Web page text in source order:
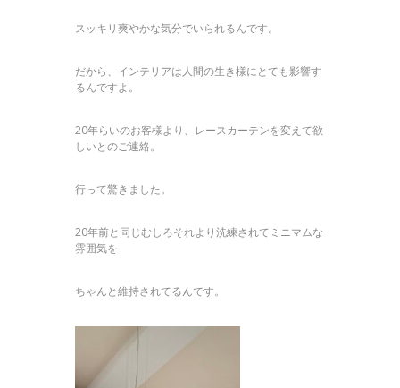
スッキリ爽やかな気分でいられるんです。
だから、インテリアは人間の生き様にとても影響す
るんですよ。
20年らいのお客様より、レースカーテンを変えて欲
しいとのご連絡。
行って驚きました。
20年前と同じむしろそれより洗練されてミニマムな
雰囲気を
ちゃんと維持されてるんです。